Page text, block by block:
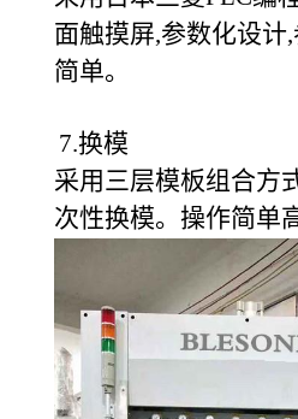
面触摸屏,参数化设计
简单。
7.换模
采用三层模板组合方
次性换模。操作简单